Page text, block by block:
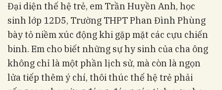
Đại diện thế hệ trẻ, em Trần Huyền Anh, học
sinh lớp 12D5, Trường THPT Phan Đình Phùng
bày tỏ niềm xúc động khi gặp mặt các cựu chiến
binh. Em cho biết những sự hy sinh của cha ông
không chỉ là một phần lịch sử, mà còn là ngọn
lửa tiếp thêm ý chí, thôi thúc thế hệ trẻ phải